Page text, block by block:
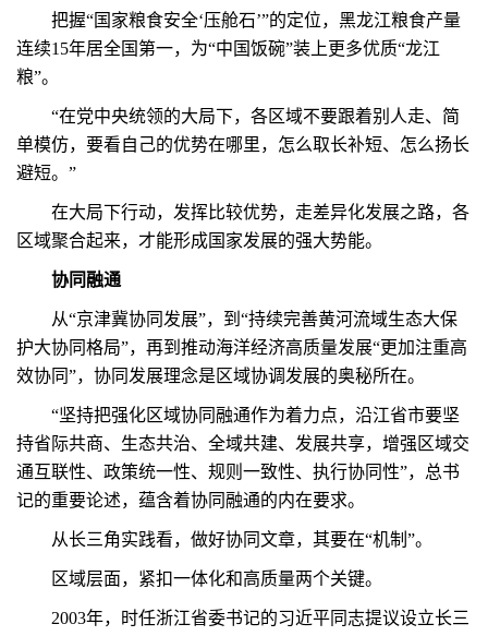
把握“国家粮食安全‘压舱石’”的定位，黑龙江粮食产量
连续15年居全国第一，为“中国饭碗”装上更多优质“龙江
粮”。
“在党中央统领的大局下，各区域不要跟着别人走、简
单模仿，要看自己的优势在哪里，怎么取长补短、怎么扬长
避短。”
在大局下行动，发挥比较优势，走差异化发展之路，各
区域聚合起来，才能形成国家发展的强大势能。
协同融通
从“京津冀协同发展”，到“持续完善黄河流域生态大保
护大协同格局”，再到推动海洋经济高质量发展“更加注重高
效协同”，协同发展理念是区域协调发展的奥秘所在。
“坚持把强化区域协同融通作为着力点，沿江省市要坚
持省际共商、生态共治、全域共建、发展共享，增强区域交
通互联性、政策统一性、规则一致性、执行协同性”，总书
记的重要论述，蕴含着协同融通的内在要求。
从长三角实践看，做好协同文章，其要在“机制”。
区域层面，紧扣一体化和高质量两个关键。
2003年，时任浙江省委书记的习近平同志提议设立长三